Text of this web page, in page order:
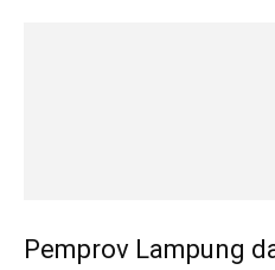
Pemprov Lampung